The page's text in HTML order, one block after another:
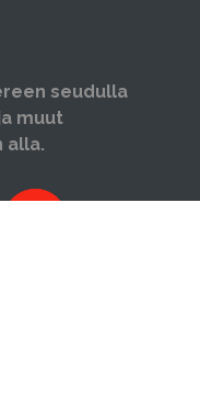
seudulla
muut
alla.